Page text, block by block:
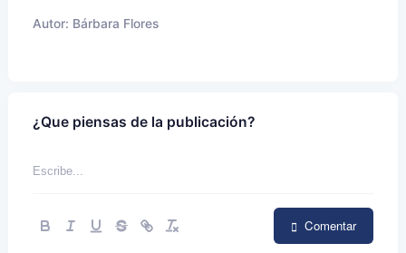
Autor: Bárbara Flores
¿Que piensas de la publicación?
Comentar